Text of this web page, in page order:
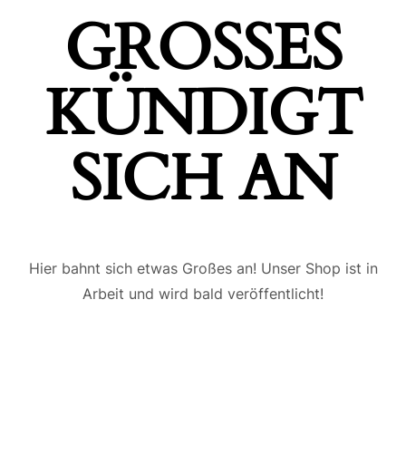
GROSSES K
ÜNDIGT S
ICH AN
Hier bahnt sich etwas Großes an! Unser Shop ist in
Arbeit und wird bald veröffentlicht!